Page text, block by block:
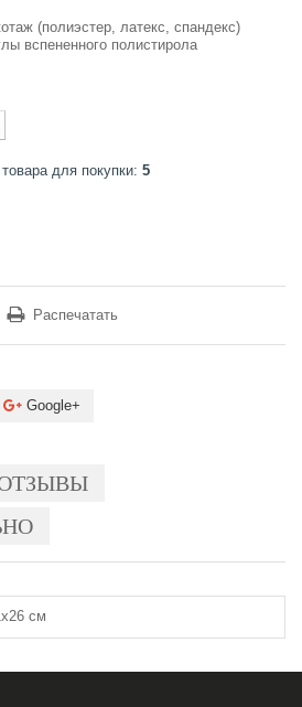
(полиэстер, латекс, спандекс)
вспененного полистирола
для покупки: 5
Распечатать
Google+
см